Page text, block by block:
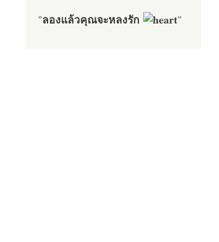
"ลองแล้วคุณจะหลงรัก "